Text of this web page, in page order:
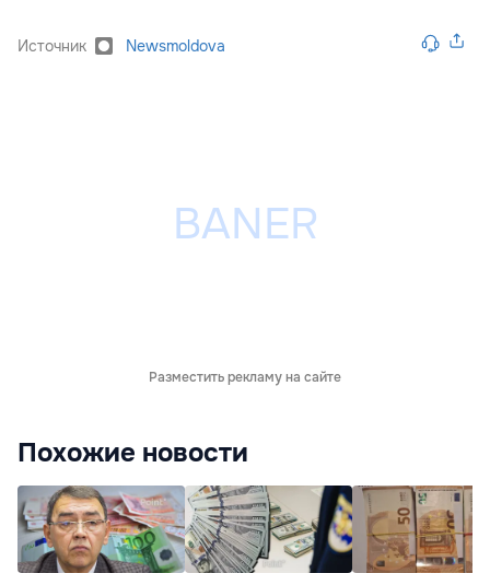
Источник Newsmoldova
Разместить рекламу на сайте
Похожие новости